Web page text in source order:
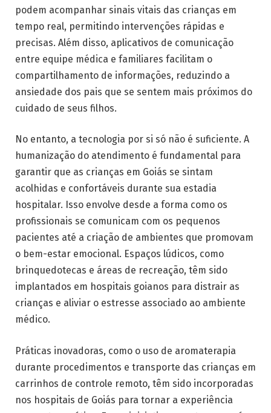
podem acompanhar sinais vitais das crianças em
tempo real, permitindo intervenções rápidas e
precisas. Além disso, aplicativos de comunicação
entre equipe médica e familiares facilitam o
compartilhamento de informações, reduzindo a
ansiedade dos pais que se sentem mais próximos do
cuidado de seus filhos.
No entanto, a tecnologia por si só não é suficiente. A
humanização do atendimento é fundamental para
garantir que as crianças em Goiás se sintam
acolhidas e confortáveis durante sua estadia
hospitalar. Isso envolve desde a forma como os
profissionais se comunicam com os pequenos
pacientes até a criação de ambientes que promovam
o bem-estar emocional. Espaços lúdicos, como
brinquedotecas e áreas de recreação, têm sido
implantados em hospitais goianos para distrair as
crianças e aliviar o estresse associado ao ambiente
médico.
Práticas inovadoras, como o uso de aromaterapia
durante procedimentos e transporte das crianças em
carrinhos de controle remoto, têm sido incorporadas
nos hospitais de Goiás para tornar a experiência